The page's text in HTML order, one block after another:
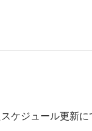
ケジュール更新に